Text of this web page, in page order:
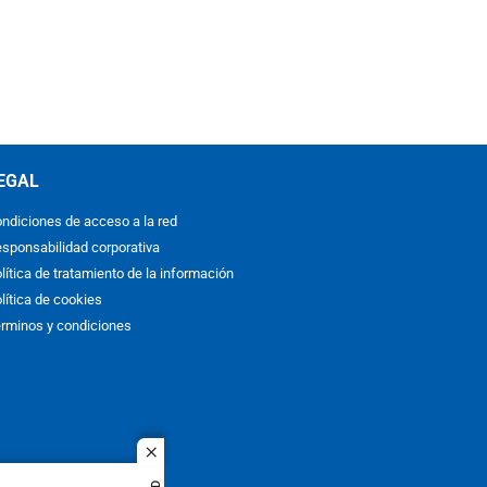
close
de acceso a la red
corporativa
de tratamiento de la información
de cookies
y condiciones